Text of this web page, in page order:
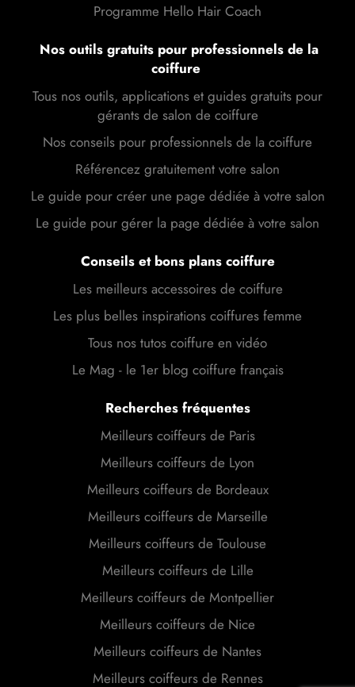
Programme Hello Hair Coach
Nos outils gratuits pour professionnels de la
coiffure
Tous nos outils, applications et guides gratuits pour
gérants de salon de coiffure
Nos conseils pour professionnels de la coiffure
Référencez gratuitement votre salon
Le guide pour créer une page dédiée à votre salon
Le guide pour gérer la page dédiée à votre salon
Conseils et bons plans coiffure
Les meilleurs accessoires de coiffure
Les plus belles inspirations coiffures femme
Tous nos tutos coiffure en vidéo
Le Mag - le 1er blog coiffure français
Recherches fréquentes
Meilleurs coiffeurs de Paris
Meilleurs coiffeurs de Lyon
Meilleurs coiffeurs de Bordeaux
Meilleurs coiffeurs de Marseille
Meilleurs coiffeurs de Toulouse
Meilleurs coiffeurs de Lille
Meilleurs coiffeurs de Montpellier
Meilleurs coiffeurs de Nice
Meilleurs coiffeurs de Nantes
Meilleurs coiffeurs de Rennes